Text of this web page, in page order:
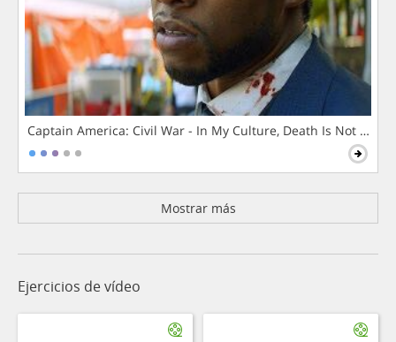
Captain America: Civil War - In My Culture, Death Is Not The
Mostrar más
Ejercicios de vídeo